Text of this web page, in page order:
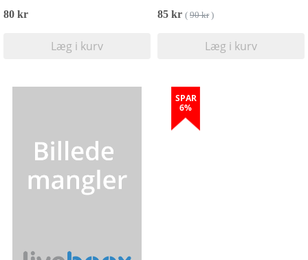
80 kr
Læg i kurv
85 kr ( 90 kr)
Læg i kurv
SPAR
6%